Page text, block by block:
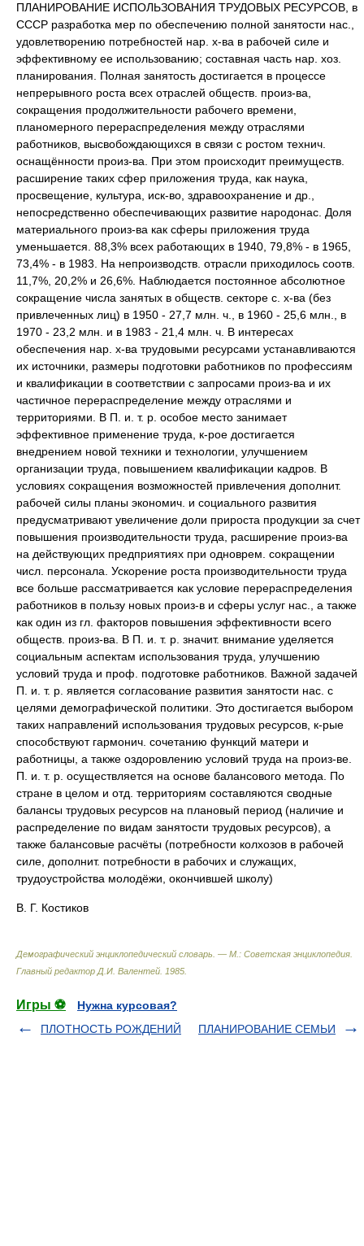
ПЛАНИРОВАНИЕ ИСПОЛЬЗОВАНИЯ ТРУДОВЫХ РЕСУРСОВ, в
СССР разработка мер по обеспечению полной занятости нас.,
удовлетворению потребностей нар. х-ва в рабочей силе и
эффективному ее использованию; составная часть нар. хоз.
планирования. Полная занятость достигается в процессе
непрерывного роста всех отраслей обществ. произ-ва,
сокращения продолжительности рабочего времени,
планомерного перераспределения между отраслями
работников, высвобождающихся в связи с ростом технич.
оснащённости произ-ва. При этом происходит преимуществ.
расширение таких сфер приложения труда, как наука,
просвещение, культура, иск-во, здравоохранение и др.,
непосредственно обеспечивающих развитие народонас. Доля
материального произ-ва как сферы приложения труда
уменьшается. 88,3% всех работающих в 1940, 79,8% - в 1965,
73,4% - в 1983. На непроизводств. отрасли приходилось соотв.
11,7%, 20,2% и 26,6%. Наблюдается постоянное абсолютное
сокращение числа занятых в обществ. секторе с. х-ва (без
привлеченных лиц) в 1950 - 27,7 млн. ч., в 1960 - 25,6 млн., в
1970 - 23,2 млн. и в 1983 - 21,4 млн. ч. В интересах
обеспечения нар. х-ва трудовыми ресурсами устанавливаются
их источники, размеры подготовки работников по профессиям
и квалификации в соответствии с запросами произ-ва и их
частичное перераспределение между отраслями и
территориями. В П. и. т. р. особое место занимает
эффективное применение труда, к-рое достигается
внедрением новой техники и технологии, улучшением
организации труда, повышением квалификации кадров. В
условиях сокращения возможностей привлечения дополнит.
рабочей силы планы экономич. и социального развития
предусматривают увеличение доли прироста продукции за счет
повышения производительности труда, расширение произ-ва
на действующих предприятиях при одноврем. сокращении
числ. персонала. Ускорение роста производительности труда
все больше рассматривается как условие перераспределения
работников в пользу новых произ-в и сферы услуг нас., а также
как один из гл. факторов повышения эффективности всего
обществ. произ-ва. В П. и. т. р. значит. внимание уделяется
социальным аспектам использования труда, улучшению
условий труда и проф. подготовке работников. Важной задачей
П. и. т. р. является согласование развития занятости нас. с
целями демографической политики. Это достигается выбором
таких направлений использования трудовых ресурсов, к-рые
способствуют гармонич. сочетанию функций матери и
работницы, а также оздоровлению условий труда на произ-ве.
П. и. т. р. осуществляется на основе балансового метода. По
стране в целом и отд. территориям составляются сводные
балансы трудовых ресурсов на плановый период (наличие и
распределение по видам занятости трудовых ресурсов), а
также балансовые расчёты (потребности колхозов в рабочей
силе, дополнит. потребности в рабочих и служащих,
трудоустройства молодёжи, окончившей школу)
В. Г. Костиков
Демографический энциклопедический словарь. — М.: Советская энциклопедия
Главный редактор Д.И. Валентей 1985
Игры ⚽
Нужна курсовая?
ПЛOТНОСТЬ РОЖДЕНИЙ
ПЛАНИРОВАНИЕ СЕМЬИ